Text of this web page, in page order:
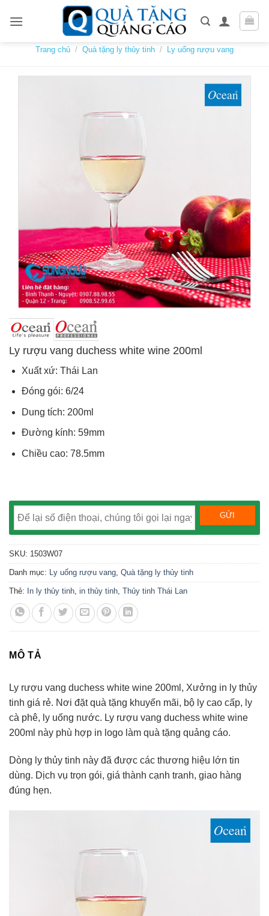
Trang chủ / Quà tặng ly thủy tinh / Ly uống rượu vang
Ly rượu vang duchess white wine 200ml
Xuất xứ: Thái Lan
Đóng gói: 6/24
Dung tích: 200ml
Đường kính: 59mm
Chiều cao: 78.5mm
SKU: 1503W07
Danh mục: Ly uống rượu vang, Quà tặng ly thủy tinh
Thẻ: In ly thủy tinh, in thủy tinh, Thủy tinh Thái Lan
MÔ TẢ
Ly rượu vang duchess white wine 200ml, Xưởng in ly thủy
tinh giá rẻ. Nơi đặt quà tặng khuyến mãi, bộ ly cao cấp, ly
cà phê, ly uống nước. Ly rượu vang duchess white wine
200ml này phù hợp in logo làm quà tặng quảng cáo.
Dòng ly thủy tinh này đã được các thương hiệu lớn tin
dùng. Dịch vụ trọn gói, giá thành cạnh tranh, giao hàng
đúng hẹn.